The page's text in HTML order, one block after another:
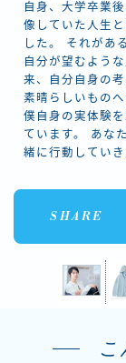
自身、大学卒業
像していた人生
した。 それがあ
自分が望むよう
来、自分自身の
素晴らしいもの
僕自身の実体験
ています。 あな
緒に行動していき
SHARE
こ